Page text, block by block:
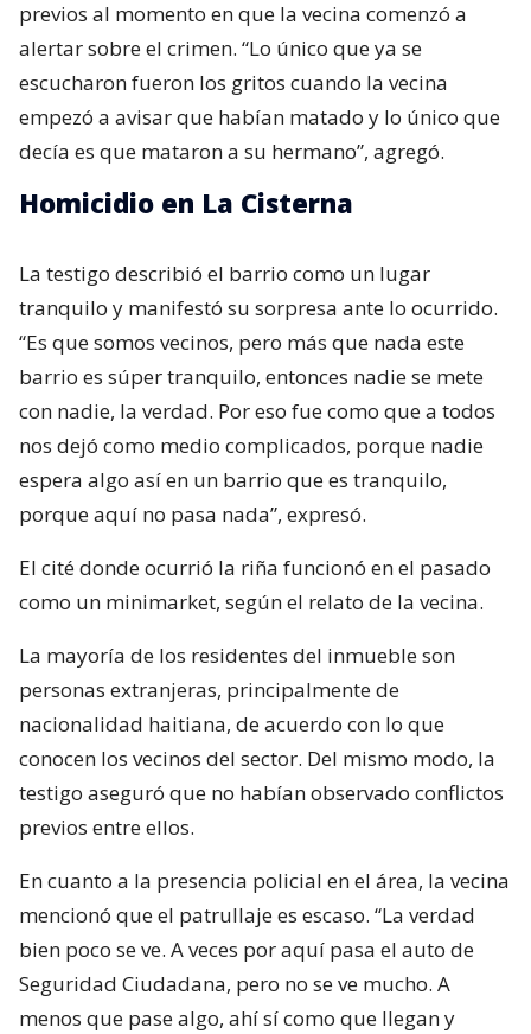
previos al momento en que la vecina comenzó a
alertar sobre el crimen. “Lo único que ya se
escucharon fueron los gritos cuando la vecina
empezó a avisar que habían matado y lo único que
decía es que mataron a su hermano”, agregó.
Homicidio en La Cisterna
La testigo describió el barrio como un lugar
tranquilo y manifestó su sorpresa ante lo ocurrido.
“Es que somos vecinos, pero más que nada este
barrio es súper tranquilo, entonces nadie se mete
con nadie, la verdad. Por eso fue como que a todos
nos dejó como medio complicados, porque nadie
espera algo así en un barrio que es tranquilo,
porque aquí no pasa nada”, expresó.
El cité donde ocurrió la riña funcionó en el pasado
como un minimarket, según el relato de la vecina.
La mayoría de los residentes del inmueble son
personas extranjeras, principalmente de
nacionalidad haitiana, de acuerdo con lo que
conocen los vecinos del sector. Del mismo modo, la
testigo aseguró que no habían observado conflictos
previos entre ellos.
En cuanto a la presencia policial en el área, la vecina
mencionó que el patrullaje es escaso. “La verdad
bien poco se ve. A veces por aquí pasa el auto de
Seguridad Ciudadana, pero no se ve mucho. A
menos que pase algo, ahí sí como que llegan y